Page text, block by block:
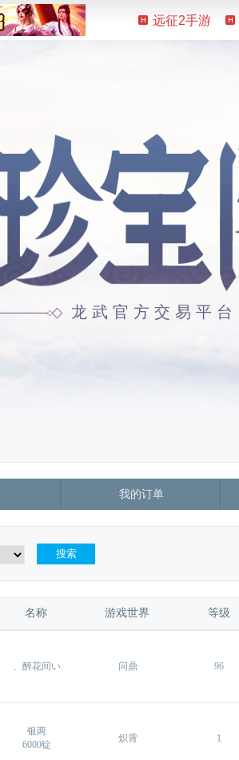
远征2手游
龙武官方交易平台
我的订单
名称 游戏世界 等级
、醉花间い 问鼎 96
银两
6000锭
炽霄 1